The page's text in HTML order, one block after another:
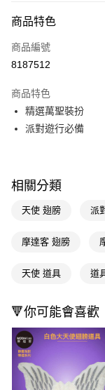
POYA支付
信用卡一次付款
Apple Pay
街口支付
Google Pay
AFTEE先享後付
【關於「AFTEE先享後
便利好安心！
３．安心：先確認商品
【「AFTEE先享後付」
１．於結帳方式選擇「
結帳頁面，進行簡訊認
２．訂單成立數日內，
３．收到繳費通知簡
每筆NT$100，滿
宅配(離島廠商直送
每筆NT$300
商品特色
商品編號
8187512
商品特色
精選萬聖裝扮
派對遊行必備
相關分類
天使 翅膀 派
摩達客 翅膀
天使 道具 道
🔻你可能會喜歡